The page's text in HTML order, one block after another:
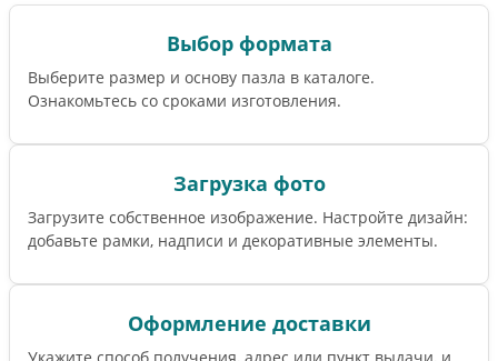
Выбор формата
Выберите размер и основу пазла в каталоге.
Ознакомьтесь со сроками изготовления.
Загрузка фото
Загрузите собственное изображение. Настройте дизайн:
добавьте рамки, надписи и декоративные элементы.
Оформление доставки